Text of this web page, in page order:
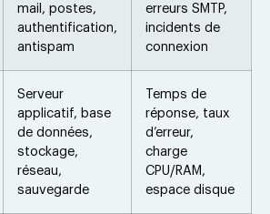
mail, postes,
authentification,
antispam
erreurs SMTP,
incidents de
connexion
Serveur
applicatif, base
de données,
stockage,
réseau,
sauvegarde
Temps de
réponse, taux
d’erreur,
charge
CPU/RAM,
espace disque